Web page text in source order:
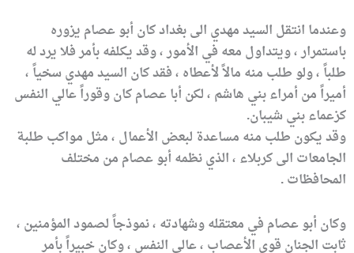
وعندما انتقل السيد مهدي الى بغداد كان أبو عصام يزوره
باستمرار ، ويتداول معه في الأمور ، وقد يكلفه بأمر فلا يرد له
طلباً ، ولو طلب منه مالاً لأعطاه ، فقد كان السيد مهدي سخياً ،
أميراً من أمراء بني هاشم ، لكن أبا عصام كان وقوراً عالي النفس
كزعماء بني شيبان.
وقد يكون طلب منه مساعدة لبعض الأعمال ، مثل مواكب طلبة
الجامعات الى كربلاء ، الذي نظمه أبو عصام من مختلف
المحافظات .
وكان أبو عصام في معتقله وشهادته ، نموذجاً لصمود المؤمنين ،
ثابت الجنان قوي الأعصاب ، عالي النفس ، وكان خبيراً بأمر